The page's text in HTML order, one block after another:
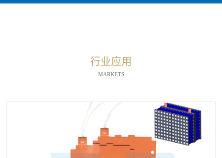
行业应用
MARKETS